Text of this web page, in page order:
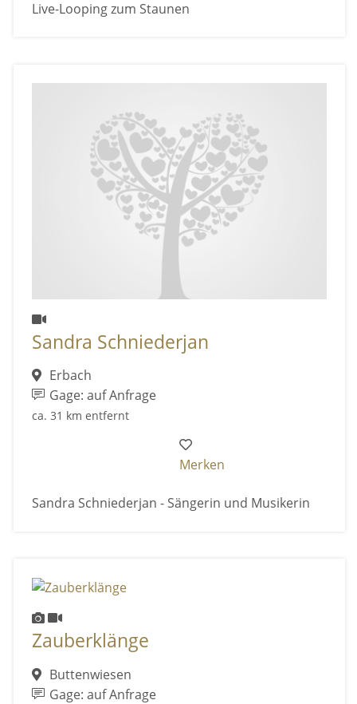
Live-Looping zum Staunen
Sandra Schniederjan
Erbach
Gage: auf Anfrage
ca. 31 km entfernt
Merken
Sandra Schniederjan - Sängerin und Musikerin
Zauberklänge
Buttenwiesen
Gage: auf Anfrage